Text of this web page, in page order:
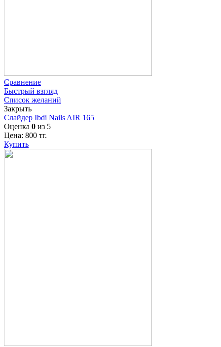
Сравнение
Быстрый взгляд
Список желаний
Закрыть
Слайдер Ibdi Nails AIR 165
Оценка 0 из 5
Цена: 800 тг.
Купить